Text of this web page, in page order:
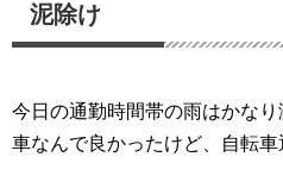
泥除け
今日の通勤時間帯の雨はかなり
車なんで良かったけど、自転車